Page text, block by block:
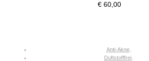
€ 60,00
Anti-Akne,
Duftstofffrei,